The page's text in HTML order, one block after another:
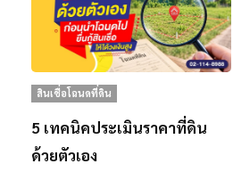
สินเชื่อโฉนดที่ดิน
5 เทคนิคประเมินราคาที่ดิน
ด้วยตัวเอง